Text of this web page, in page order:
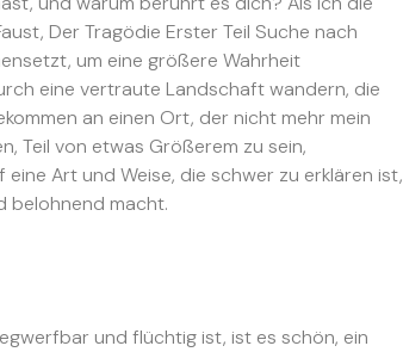
Der Tragödie Erster Teil Suche nach
um eine größere Wahrheit
eine vertraute Landschaft wandern, die
an einen Ort, der nicht mehr mein
Teil von etwas Größerem zu sein,
Art und Weise, die schwer zu erklären ist,
belohnend macht.
und flüchtig ist, ist es schön, ein